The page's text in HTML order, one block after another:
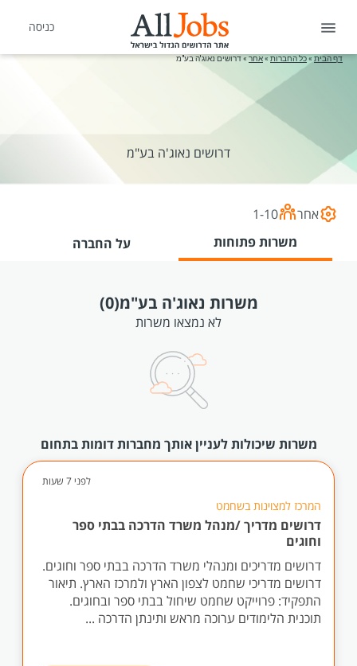
כניסה
דף הבית »כל החברות »אחר »דרושים נאוג'ה בע"מ
דרושים נאוג'ה בע"מ
אחר
1-10
משרות פתוחות
על החברה
משרות נאוג'ה בע"מ(0)
לא נמצאו משרות
משרות שיכולות לעניין אותך מחברות דומות בתחום
לפני 7 שעות
המרכז למצוינות בשחמט
דרושים מדריך /מנהל משרד הדרכה בבתי ספר
וחוגים
דרושים מדריכים ומנהלי משרד הדרכה בבתי ספר וחוגים.
דרושים מדריכי שחמט לצפון הארץ ולמרכז הארץ. תיאור
התפקיד: פרוייקט שחמט שיחול בבתי ספר ובחוגים.
תוכנית הלימודים ערוכה מראש ותינתן הדרכה ...